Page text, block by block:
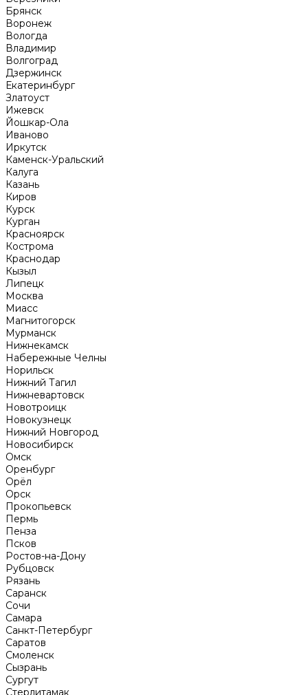
Брянск
Воронеж
Вологда
Владимир
Волгоград
Дзержинск
Екатеринбург
Златоуст
Ижевск
Йошкар-Ола
Иваново
Иркутск
Каменск-Уральский
Калуга
Казань
Киров
Курск
Курган
Красноярск
Кострома
Краснодар
Кызыл
Липецк
Москва
Миасс
Магнитогорск
Мурманск
Нижнекамск
Набережные Челны
Норильск
Нижний Тагил
Нижневартовск
Новотроицк
Новокузнецк
Нижний Новгород
Новосибирск
Омск
Оренбург
Орёл
Орск
Прокопьевск
Пермь
Пенза
Псков
Ростов-на-Дону
Рубцовск
Рязань
Саранск
Сочи
Самара
Санкт-Петербург
Саратов
Смоленск
Сызрань
Сургут
Стерлитамак